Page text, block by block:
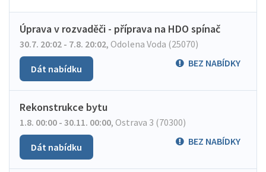
Úprava v rozvaděči - příprava na HDO spínač
30.7. 20:02 - 7.8. 20:02, Odolena Voda (25070)
BEZ NABÍDKY
Dát nabídku
Rekonstrukce bytu
1.8. 00:00 - 30.11. 00:00, Ostrava 3 (70300)
BEZ NABÍDKY
Dát nabídku